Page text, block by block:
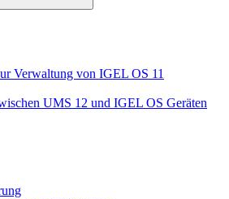
Verwaltung von IGEL OS 11
UMS 12 und IGEL OS Geräten